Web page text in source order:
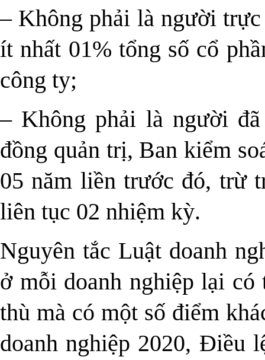
– Không phải là người
ít nhất 01% tổng số cổ
công ty;
– Không phải là người
đồng quản trị, Ban kiểm
05 năm liền trước đó, trừ
liên tục 02 nhiệm kỳ.
Nguyên tắc Luật doanh
ở mỗi doanh nghiệp lại
thù mà có một số điểm
doanh nghiệp 2020, Điều